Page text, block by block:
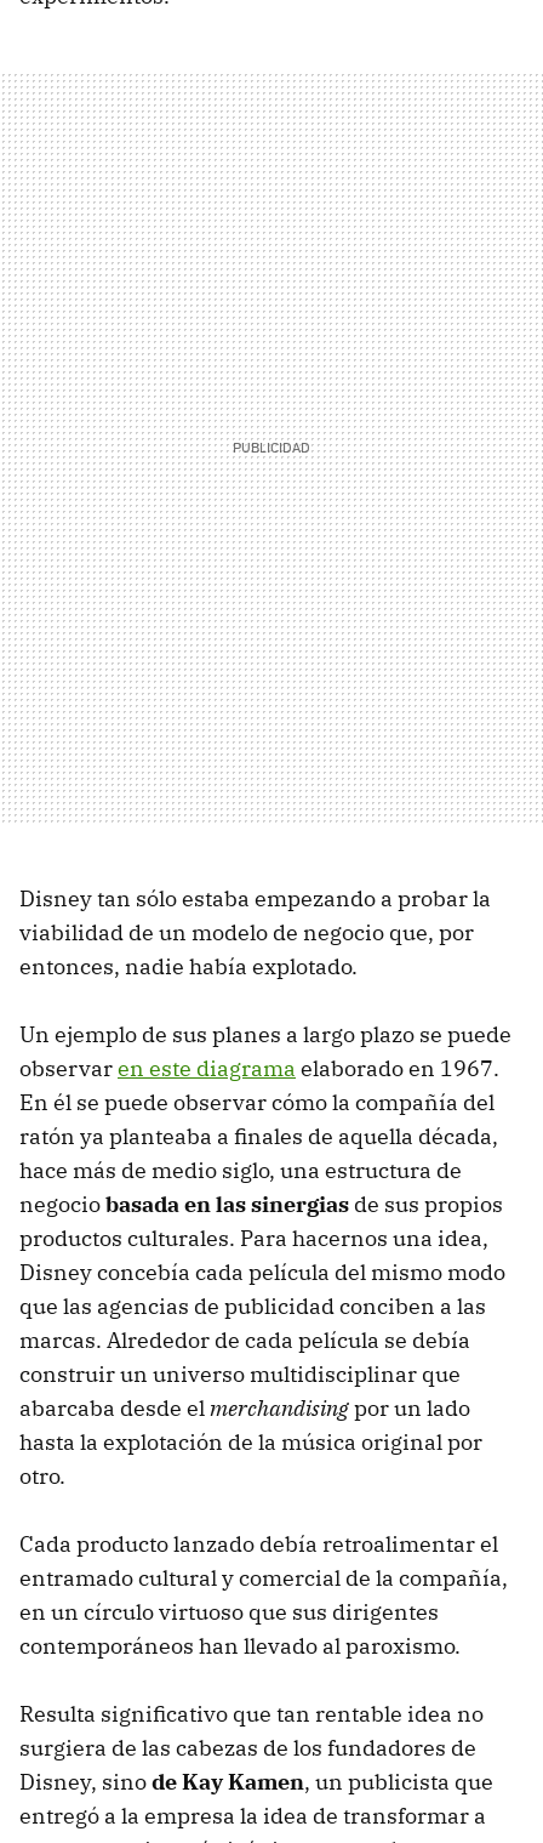
Disney tan sólo estaba empezando a probar la
viabilidad de un modelo de negocio que, por
entonces, nadie había explotado.
Un ejemplo de sus planes a largo plazo se puede
observaren este diagrama elaborado en 1967.
En él se puede observar cómo la compañía del
ratón ya planteaba a finales de aquella década,
hace más de medio siglo, una estructura de
negociobasada en las sinergias de sus propios
productos culturales. Para hacernos una idea,
Disney concebía cada película del mismo modo
que las agencias de publicidad conciben a las
marcas. Alrededor de cada película se debía
construir un universo multidisciplinar que
abarcaba desde elmerchandisingpor un lado
hasta la explotación de la música original por
otro.
Cada producto lanzado debía retroalimentar el
entramado cultural y comercial de la compañía,
en un círculo virtuoso que sus dirigentes
contemporáneos han llevado al paroxismo.
Resulta significativo que tan rentable idea no
surgiera de las cabezas de los fundadores de
Disney, sinode Kay Kamen, un publicista que
entregó a la empresa la idea de transformar a